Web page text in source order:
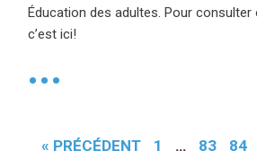
Éducation des adultes. Pour consulter
c’est ici!
•
« PRÉCÉDENT 1 … 83 84